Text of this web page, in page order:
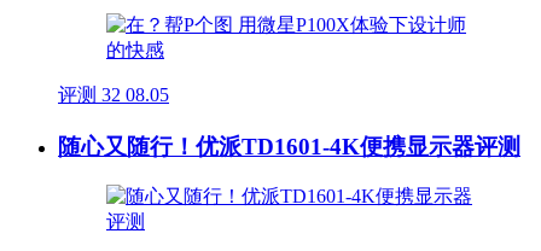
评测 32 08.05
随心又随行！优派TD1601-4K便携显示器评测